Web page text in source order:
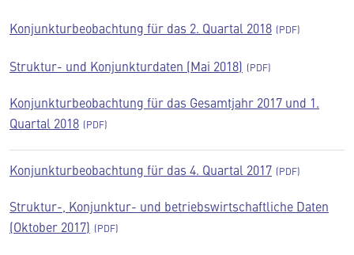
Konjunkturbeobachtung für das 2. Quartal 2018
Struktur- und Konjunkturdaten (Mai 2018)
Konjunkturbeobachtung für das Gesamtjahr 2017 und 1.
Quartal 2018
Konjunkturbeobachtung für das 4. Quartal 2017
Struktur-, Konjunktur- und betriebswirtschaftliche Daten
(Oktober 2017)